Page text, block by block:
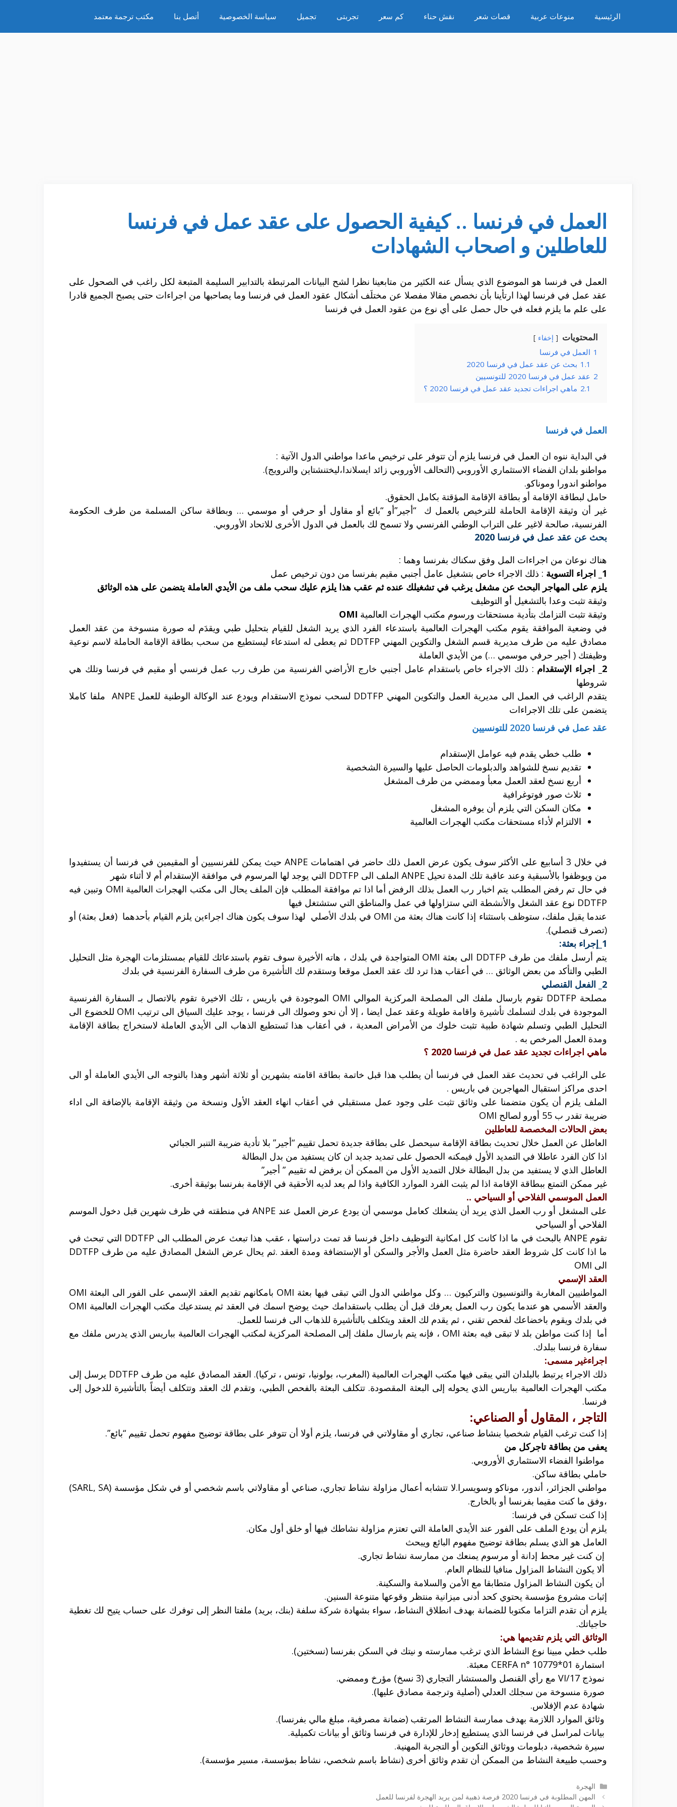
المحتوى
الرئيسية منوعات عربية قصات شعر نقش حناء كم سعر تجربتى تجميل سياسة الخصوصية أتصل بنا مكتب ترجمة معتمد
العمل في فرنسا .. كيفية الحصول على عقد عمل في فرنسا
للعاطلين و اصحاب الشهادات
العمل في فرنسا هو الموضوع الذي يسأل عنه الكثير من متابعينا نظرا لشح البيانات المرتبطة بالتدابير السليمة المتبعة لكل راغب في الصحول على
عقد عمل في فرنسا لهذا ارتأينا بأن نخصص مقالا مفصلا عن مختلَف أشكال عقود العمل في فرنسا وما يصاحبها من اجراءات حتى يصبح الجميع قادرا
على علم ما يلزم فعله في حال حصل على أي نوع من عقود العمل في فرنسا
المحتويات إخفاء
1 العمل في فرنسا
1.1 بحث عن عقد عمل في فرنسا 2020
2 عقد عمل في فرنسا 2020 للتونسيين
2.1 ماهي اجراءات تجديد عقد عمل في فرنسا 2020 ؟
العمل في فرنسا
في البداية ننوه ان العمل في فرنسا يلزم أن تتوفر على ترخيص ماعدا مواطني الدول الآتية :
مواطنو بلدان الفضاء الاستثماري الأوروبي (التحالف الأوروبي زائد ايسلاندا،ليختنشتاين والنرويج).
مواطنو اندورا وموناكو.
حامل لبطاقة الإقامة أو بطاقة الإقامة المؤقتة بكامل الحقوق.
غير أن وثيقة الإقامة الحاملة للترخيص بالعمل ك “أجير”أو “بائع أو مقاول أو حرفي أو موسمي … وبطاقة ساكن المسلمة من طرف الحكومة
الفرنسية، صالحة لاغير على التراب الوطني الفرنسي ولا تسمح لك بالعمل في الدول الأخرى للاتحاد الأوروبي.
بحث عن عقد عمل في فرنسا 2020
هناك نوعان من اجراءات المل وفق سكناك بفرنسا وهما :
1_ اجراء التسوية
: ذلك الاجراء خاص بتشغيل عامل أجنبي مقيم بفرنسا من دون ترخيص عمل
يلزم على المهاجر البحث عن مشغل يرغب في تشغيلك عنده ثم عقب هذا يلزم عليك سحب ملف من الأيدي العاملة يتضمن على هذه الوثائق
وثيقة تثبت وعدا بالتشغيل أو التوظيف
وثيقة تثبت التزامك بتأدية مستحقات ورسوم مكتب الهجرات العالمية OMI
في وضعية الموافقة يقوم مكتب الهجرات العالمية باستدعاء الفرد الذي يريد الشغل للقيام بتحليل طبي ويقدَم له صورة منسوخة من عقد العمل
مصادق عليه من طرف مديرية قسم الشغل والتكوين المهني DDTFP ثم يعطى له استدعاء ليستطيع من سحب بطاقة الإقامة الحاملة لاسم نوعية
وظيفتك ( أجير حرفي موسمي …) من الأيدي العاملة
2_
اجراء الإستقدام : ذلك الاجراء خاص باستقدام عامل أجنبي خارج الأراضي الفرنسية من طرف رب عمل فرنسي أو مقيم في فرنسا وتلك هي
شروطها
يتقدم الراغب في العمل الى مديرية العمل والتكوين المهني DDTFP لسحب نموذج الاستقدام ويودع عند الوكالة الوطنية للعمل ANPE ملفا كاملا
يتضمن على تلك الاجراءات
عقد عمل في فرنسا 2020 للتونسيين
طلب خطي يقدم فيه عوامل الإستقدام
تقديم نسخ للشواهد والدبلومات الحاصل عليها والسيرة الشخصية
أربع نسخ لعقد العمل معبأ وممضي من طرف المشغل
ثلاث صور فوتوغرافية
مكان السكن التي يلزم أن يوفره المشغل
الالتزام لأداء مستحقات مكتب الهجرات العالمية
في خلال 3 أسابيع على الأكثر سوف يكون عرض العمل ذلك حاضر في اهتمامات ANPE حيث يمكن للفرنسيين أو المقيمين في فرنسا أن يستفيدوا
من ويوظفوا بالأسبقية وعند عاقبة تلك المدة تحيل ANPE الملف الى DDTFP التي يوجد لها المرسوم في موافقة الإستقدام أم لا أثناء شهر
في حال تم رفض المطلب يتم اخبار رب العمل بذلك الرفض أما اذا تم موافقة المطلب فإن الملف يحال الى مكتب الهجرات العالمية OMI وتبين فيه
DDTFP نوع عقد الشغل والأنشطة التي ستزاولها في عمل والمناطق التي ستشتغل فيها
عندما يقبل ملفك، ستوظف باستثناء إذا كانت هناك بعثة من OMI في بلدك الأصلي لهذا سوف يكون هناك اجراءين يلزم القيام بأحدهما (فعل بعثة) أو
(تصرف قنصلي).
1_إجراء بعثة:
يتم أرسل ملفك من طرف DDTFP الى بعثة OMI المتواجدة في بلدك ، هاته الأخيرة سوف تقوم باستدعائك للقيام بمستلزمات الهجرة مثل التحليل
الطبي والتأكد من بعض الوثائق … في أعقاب هذا ترد لك عقد العمل موقعا وستقدم لك التأشيرة من طرف السفارة الفرنسية في بلدك
2_ الفعل القنصلي
مصلحة DDTFP تقوم بارسال ملفك الى المصلحة المركزية الموالي OMI الموجودة في باريس ، تلك الاخيرة تقوم بالاتصال بـ السفارة الفرنسية
الموجودة في بلدك لتسلمك تأشيرة واقامة طويلة وعقد عمل ايضا ، إلا أن نحو وصولك الى فرنسا ، يوجد عليك السياق الى ترتيب OMI للخضوع الى
التحليل الطبي وتسلم شهادة طبية تثبت خلوك من الأمراض المعدية ، في أعقاب هذا تَستطيع الذهاب الى الأيدي العاملة لاستخراج بطاقة الإقامة
ومدة العمل المرخص به .
ماهي اجراءات تجديد عقد عمل في فرنسا 2020 ؟
على الراغب في تحديث عقد العمل في فرنسا أن يطلب هذا قبل خاتمة بطاقة اقامته بشهرين أو ثلاثة أشهر وهذا بالتوجه الى الأيدي العاملة أو الى
احدى مراكز استقبال المهاجرين في باريس .
الملف يلزم أن يكون متضمنا على وثائق تثبت على وجود عمل مستقبلي في أعقاب انهاء العقد الأول ونسخة من وثيقة الإقامة بالإضافة الى اداء
ضريبة تقدر ب 55 أورو لصالح OMI
بعض الحالات المخصصة للعاطلين
العاطل عن العمل خلال تحديث بطاقة الإقامة سيحصل على بطاقة جديدة تحمل تقييم “أجير” بلا تأدية ضريبة التنبر الجبائي
اذا كان الفرد عاطلا في التمديد الأول فيمكنه الحصول على تمديد جديد ان كان يستفيد من بدل البطالة
العاطل الذي لا يستفيد من بدل البطالة خلال التمديد الأول من الممكن أن برفض له تقييم ” أجير”
غير ممكن التمتع ببطاقة الإقامة اذا لم يثبت الفرد الموارد الكافية واذا لم يعد لديه الأحقية في الإقامة بفرنسا بوثيقة أخرى.
العمل الموسمي الفلاحي أو السياحي ..
على المشغل أو رب العمل الذي يريد أن يشغلك كعامل موسمي أن يودع عرض العمل عند ANPE في منطقته في ظرف شهرين قبل دخول الموسم
الفلاحي أو السياحي
تقوم ANPE بالبحث في ما اذا كانت كل امكانية التوظيف داخل فرنسا قد تمت دراستها ، عقب هذا تبعث عرض المطلب الى DDTFP التي تبحث في
ما اذا كانت كل شروط العقد حاضرة مثل العمل والأجر والسكن أو الإستضافة ومدة العقد .ثم يحال عرض الشغل المصادق عليه من طرف DDTFP
الى OMI
العقد الإسمي
المواطنيين المغاربة والتونسيون والتركيون … وكل مواطني الدول التي تبقى فيها بعثة OMI بامكانهم تقديم العقد الإسمي على الفور الى البعثة OMI
والعقد الأسمي هو عندما يكون رب العمل يعرفك قبل أن يطلب باستقدامك حيث يوضح اسمك في العقد ثم يستدعيك مكتب الهجرات العالمية OMI
في بلدك ويقوم باخضاعك لفحص تقني ، ثم يقدم لك العقد ويتكلف بالتأشيرة للذهاب الى فرنسا للعمل.
أما إذا كنت مواطن بلد لا تبقى فيه بعثة OMI ، فإنه يتم بارسال ملفك إلى المصلحة المركزية لمكتب الهجرات العالمية بباريس الذي يدرس ملفك مع
سفارة فرنسا ببلدك.
اجراءغير مسمى:
ذلك الاجراء يرتبط بالبلدان التي يبقى فيها مكتب الهجرات العالمية (المغرب، بولونيا، تونس ، تركيا). العقد المصادق عليه من طرف DDTFP يرسل إلى
مكتب الهجرات العالمية بباريس الذي يحوله إلى البعثة المقصودة. تتكلف البعثة بالفحص الطبي، وتقدم لك العقد وتتكلف أيضاً بالتأشيرة للدخول إلى
فرنسا.
التاجر ، المقاول أو الصناعي:
إذا كنت ترغب القيام شخصيا بنشاط صناعي، تجاري أو مقاولاتي في فرنسا، يلزم أولا أن تتوفر على بطاقة توضيح مفهوم تحمل تقييم “بائع”.
يعفى من بطاقة تاجركل من
مواطنوا الفضاء الاستثماري الأوروبي.
حاملي بطاقة ساكن.
مواطني الجزائر، أندور، موناكو وسويسرا.لا تتشابه أعمال مزاولة نشاط تجاري، صناعي أو مقاولاتي باسم شخصي أو في شكل مؤسسة (SARL, SA)
،وفق ما كنت مقيما بفرنسا أو بالخارج.
إذا كنت تسكن في فرنسا:
يلزم أن يودع الملف على الفور عند الأيدي العاملة التي تعتزم مزاولة نشاطك فيها أو خلق أول مكان.
العامل هو الذي يسلم بطاقة توضيح مفهوم البائع ويبحث
إن كنت غير محط إدانة أو مرسوم يمنعك من ممارسة نشاط تجاري.
ألا يكون النشاط المزاول منافيا للنظام العام.
أن يكون النشاط المزاول متطابقا مع الأمن والسلامة والسكينة.
إثبات مشروع مؤسسة يحتوي كحد أدنى ميزانية منتظر وقوعها متنوعة السنين.
يلزم أن تقدم التزاما مكتوبا للضمانة بهدف انطلاق النشاط، سواء بشهادة شركة سلفة (بنك، بريد) ملفتا النظر إلى توفرك على حساب يتيح لك تغطية
حاجياتك.
الوثائق التي يلزم تقديمها هي:
طلب خطي مبينا نوع النشاط الذي ترغب ممارسته و نيتك في السكن بفرنسا (نسختين).
استمارة CERFA n° 10779*01 معبئة.
نموذج 17/VI مع رأي القنصل والمستشار التجاري (3 نسخ) مؤرخ وممضي.
صورة منسوخة من سجلك العدلي (أصلية وترجمة مصادق عليها).
شهادة عدم الإفلاس.
وثائق الموارد اللازمة بهدف ممارسة النشاط المرتقب (ضمانة مصرفية، مبلغ مالي بفرنسا).
بيانات لمراسل في فرنسا الذي يستطيع إدخار للإدارة في فرنسا وثائق أو بيانات تكميلية.
سيرة شخصية، دبلومات ووثائق التكوين أو التجربة المهنية.
وحسب طبيعة النشاط من الممكن أن تقدم وثائق أخرى (نشاط باسم شخصي، نشاط بمؤسسة، مسير مؤسسة).
التصنيفات
الهجرة
المهن المطلوبة في فرنسا 2020 فرصة ذهبية لمن يريد الهجرة لفرنسا للعمل